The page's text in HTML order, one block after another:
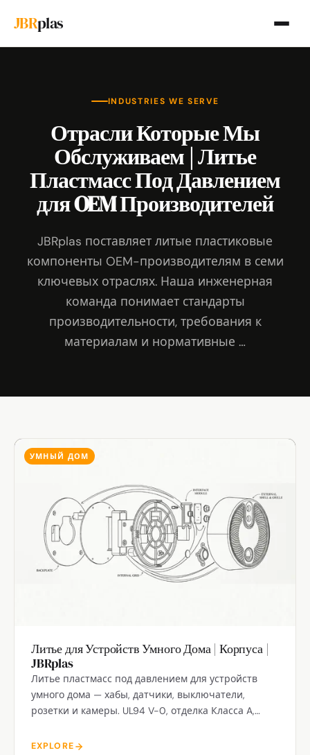
JBRplas
INDUSTRIES WE SERVE
Отрасли Которые Мы
Обслуживаем | Литье
Пластмасс Под Давлением
для OEM Производителей
JBRplas поставляет литые пластиковые
компоненты OEM-производителям в семи
ключевых отраслях. Наша инженерная
команда понимает стандарты
производительности, требования к
материалам и нормативные …
УМНЫЙ ДОМ
Литье для Устройств Умного Дома | Корпуса |
JBRplas
Литье пластмасс под давлением для устройств
умного дома — хабы, датчики, выключатели,
розетки и камеры. UL94 V-0, отделка Класса A,
EXPLORE